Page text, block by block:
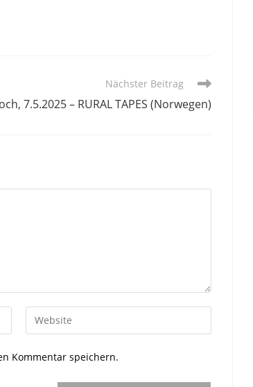
Nächster Beitrag
7.5.2025 – RURAL TAPES (Norwegen)
Gib
deine
Kommentar speichern.